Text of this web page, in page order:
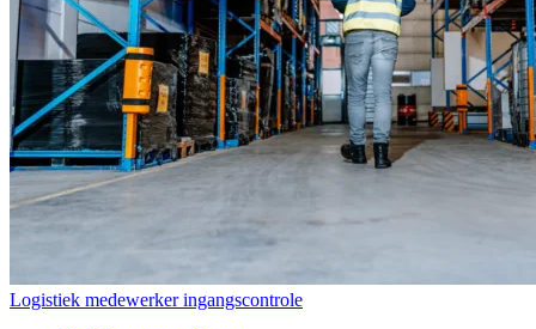
Logistiek medewerker ingangscontrole